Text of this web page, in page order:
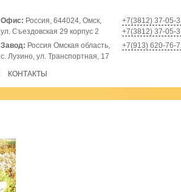
Офис: Россия, 644024, Омск,
ул. Съездовская 29 корпус 2
Завод: Россия Омская область,
с. Лузино, ул. Транспортная, 17
+7(3812) 37-05-
+7(3812) 37-05-
+7(913) 620-76-
КОНТАКТЫ